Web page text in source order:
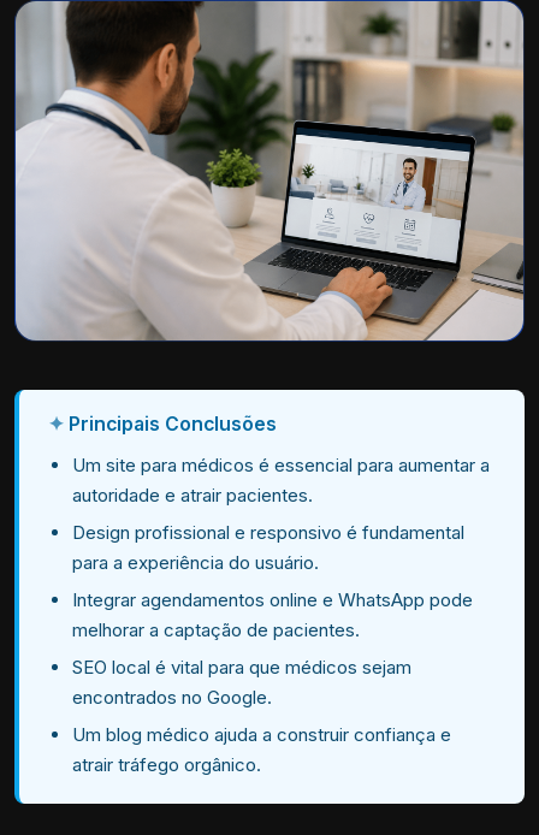
Principais Conclusões
Um site para médicos é essencial para aumentar a
autoridade e atrair pacientes.
Design profissional e responsivo é fundamental
para a experiência do usuário.
Integrar agendamentos online e WhatsApp pode
melhorar a captação de pacientes.
SEO local é vital para que médicos sejam
encontrados no Google.
Um blog médico ajuda a construir confiança e
atrair tráfego orgânico.